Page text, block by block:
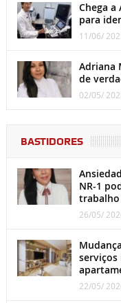
Chega a
para
11/06/
Adriana
de
02/05/
BASTIDORES
NR-1
trabalho
26/05/
22/05/